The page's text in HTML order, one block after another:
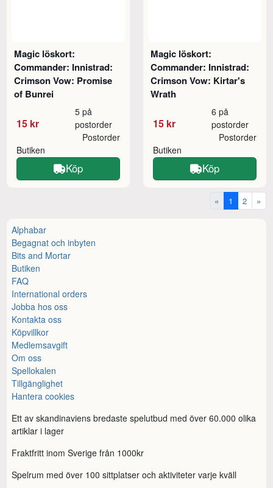
Magic löskort:
Commander: Innistrad:
Crimson Vow: Promise
of Bunrei
15 kr
5 på
postorder
Butiken
Postorder
Köp
Magic löskort:
Commander: Innistrad:
Crimson Vow: Kirtar's
Wrath
15 kr
6 på
postorder
Butiken
Postorder
Köp
« 1 2 »
Alphabar
Begagnat och inbyten
Bits and Mortar
Butiken
FAQ
International orders
Jobba hos oss
Kontakta oss
Köpvillkor
Medlemsavgift
Om oss
Spellokalen
Tillgänglighet
Hantera cookies
Ett av skandinaviens bredaste spelutbud med över 60.000 olika
artiklar i lager
Fraktfritt inom Sverige från 1000kr
Spelrum med över 100 sittplatser och aktiviteter varje kväll